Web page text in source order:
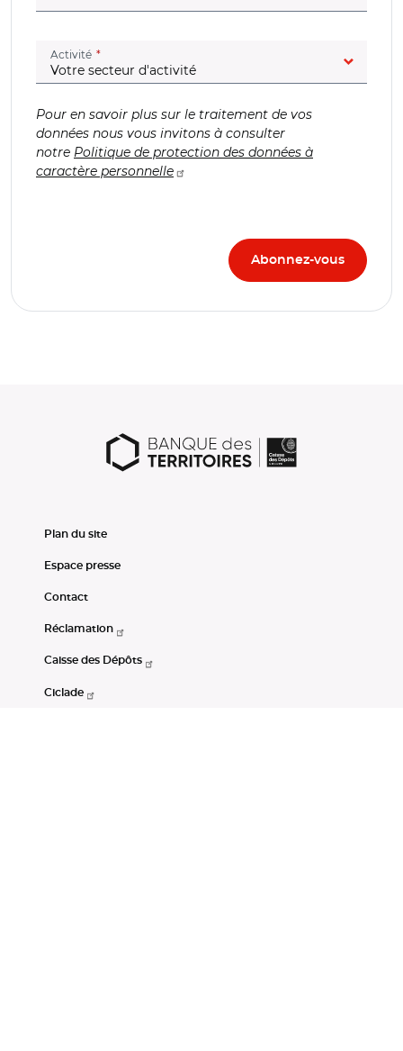
Activité (champ obligatoire)
Pour en savoir plus sur le traitement de vos
données nous vous invitons à consulter
notre Politique de protection des données à
caractère personnelle
Plan du site
Espace presse
Contact
Réclamation
Caisse des Dépôts
Ciclade